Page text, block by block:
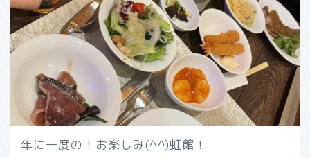
年に一度の！お楽しみ(^^)虹館！